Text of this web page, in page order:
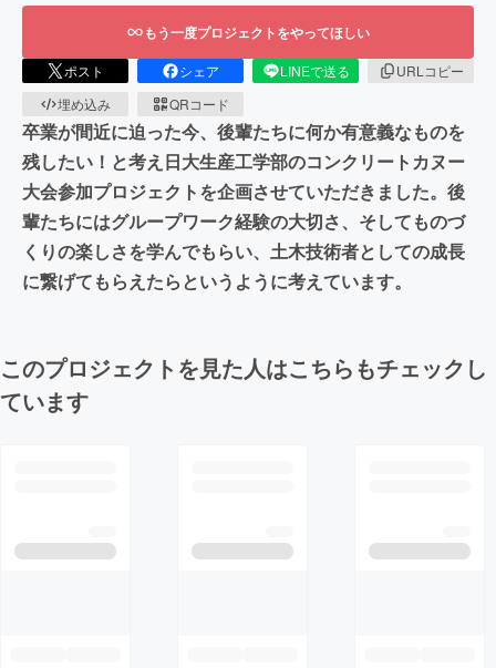
もう一度プロジェクトをやってほしい
ポスト シェア LINEで送る
URLコピー
埋め込み
QRコード
卒業が間近に迫った今、後輩たちに何か有意義なものを
残したい！と考え日大生産工学部のコンクリートカヌー
大会参加プロジェクトを企画させていただきました。後
輩たちにはグループワーク経験の大切さ、そしてものづ
くりの楽しさを学んでもらい、土木技術者としての成長
に繋げてもらえたらというように考えています。
このプロジェクトを見た人はこちらもチェックし
ています